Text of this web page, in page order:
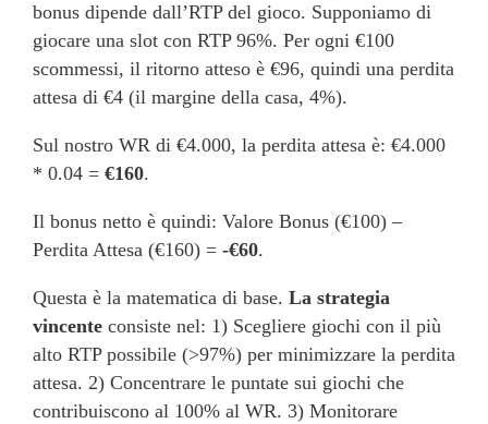
bonus dipende dall’RTP del gioco. Supponiamo di
giocare una slot con RTP 96%. Per ogni €100
scommessi, il ritorno atteso è €96, quindi una perdita
attesa di €4 (il margine della casa, 4%).
Sul nostro WR di €4.000, la perdita attesa è: €4.000
* 0.04 = €160.
Il bonus netto è quindi: Valore Bonus (€100) –
Perdita Attesa (€160) = -€60.
Questa è la matematica di base. La strategia
vincente consiste nel: 1) Scegliere giochi con il più
alto RTP possibile (>97%) per minimizzare la perdita
attesa. 2) Concentrare le puntate sui giochi che
contribuiscono al 100% al WR. 3) Monitorare